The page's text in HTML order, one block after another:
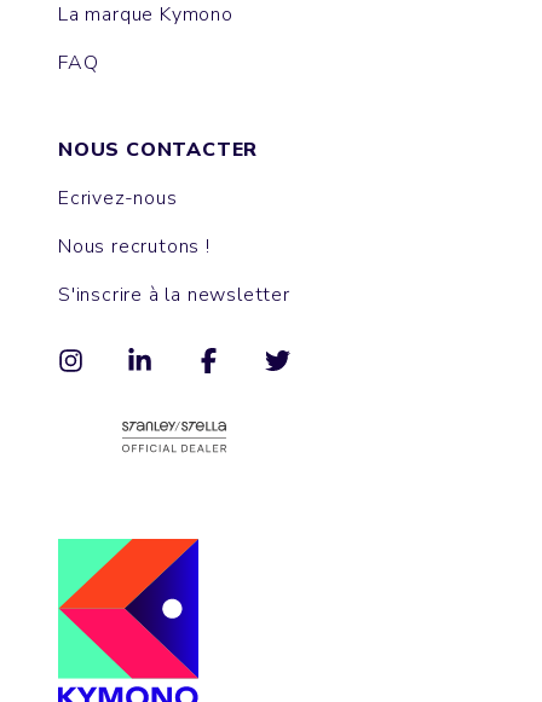
La marque Kymono
FAQ
NOUS CONTACTER
Ecrivez-nous
Nous recrutons !
S'inscrire à la newsletter